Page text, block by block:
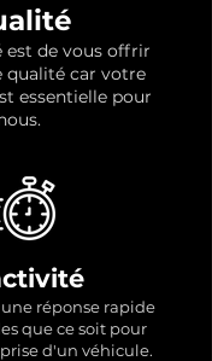
de vous offrir
qualité car votre
essentielle pour
réponse rapide
que ce soit pour
d'un véhicule.